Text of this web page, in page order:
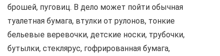
брошей, пуговиц. В дело может пойти обычная
туалетная бумага, втулки от рулонов, тонкие
бельевые веревочки, детские носки, трубочки,
бутылки, стеклярус, гофрированная бумага,